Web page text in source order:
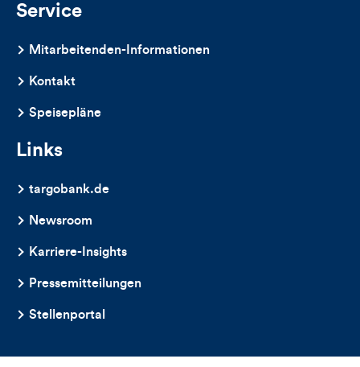
Service
Mitarbeitenden-Informationen
Kontakt
Speisepläne
Links
targobank.de
Newsroom
Karriere-Insights
Pressemitteilungen
Stellenportal